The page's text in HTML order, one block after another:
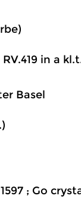
in a
Basel
; Go